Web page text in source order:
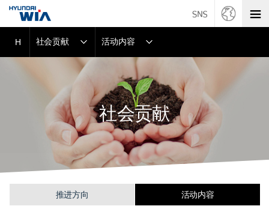
社会贡献
H 社会贡献 活动内容
推进方向 活动内容